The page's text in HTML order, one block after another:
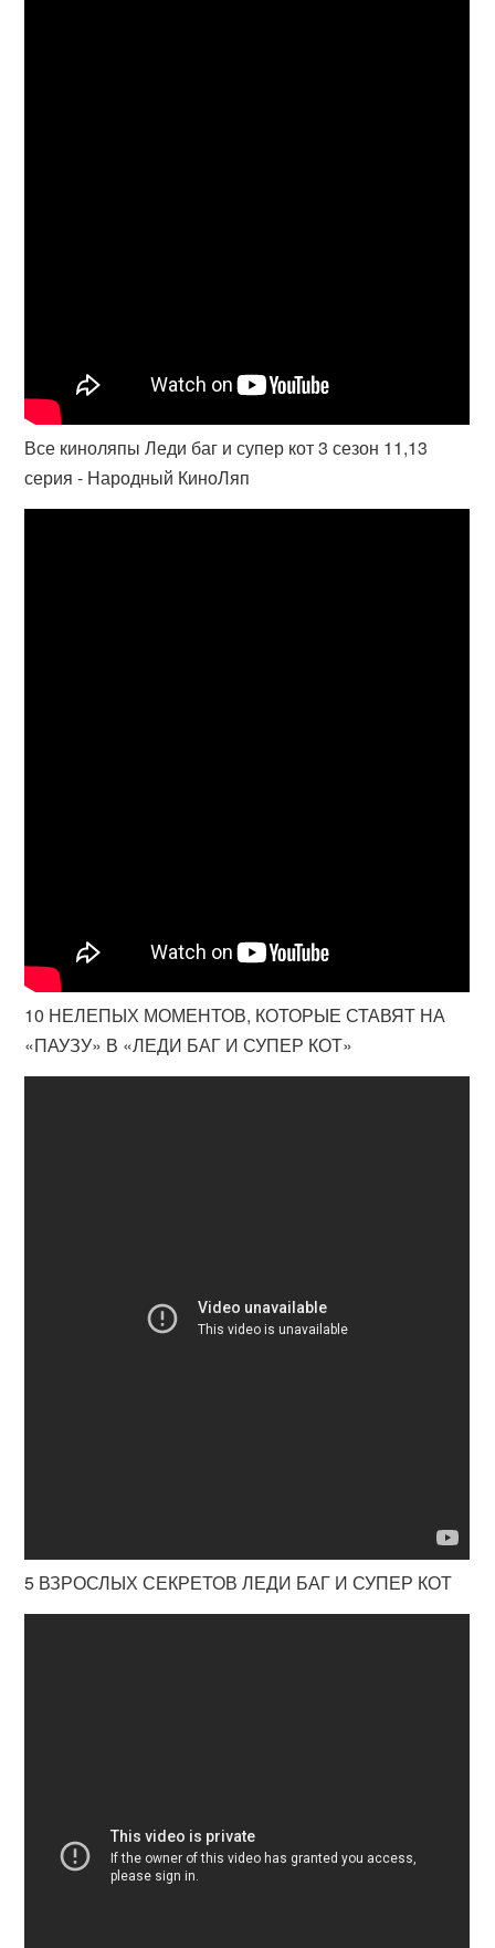
Все киноляпы Леди баг и супер кот 3 сезон 11,13
серия - Народный КиноЛяп
10 НЕЛЕПЫХ МОМЕНТОВ, КОТОРЫЕ СТАВЯТ НА
«ПАУЗУ» В «ЛЕДИ БАГ И СУПЕР КОТ»
5 ВЗРОСЛЫХ СЕКРЕТОВ ЛЕДИ БАГ И СУПЕР КОТ